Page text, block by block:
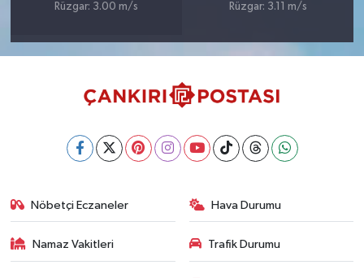
Rüzgar: 3.00 m/s
Rüzgar: 3.11 m/s
Nöbetçi Eczaneler Hava Durumu
Namaz Vakitleri Trafik Durumu